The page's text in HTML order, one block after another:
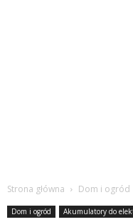
Strona główna Dom i ogród
Dom i ogród Akumulatory do